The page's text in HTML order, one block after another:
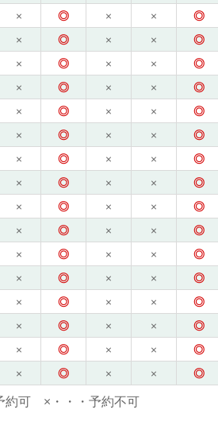
× ◎ × ×
◎
× ◎ × ×
◎
× ◎ × ×
◎
× ◎ × ×
◎
× ◎ × ×
◎
× ◎ × ×
◎
× ◎ × ×
◎
× ◎ × ×
◎
× ◎ × ×
◎
× ◎ × ×
◎
× ◎ × ×
◎
× ◎ × ×
◎
× ◎ × ×
◎
× ◎ × ×
◎
× ◎ × ×
◎
× ◎ × × ◎
約可 ×・・・予約不可